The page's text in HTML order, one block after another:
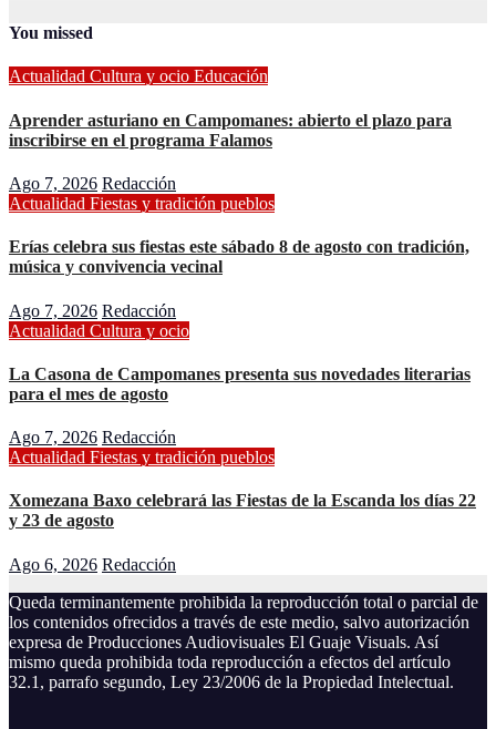
You missed
Actualidad Cultura y ocio Educación
Aprender asturiano en Campomanes: abierto el plazo para
inscribirse en el programa Falamos
Ago 7, 2026 Redacción
Actualidad Fiestas y tradición pueblos
Erías celebra sus fiestas este sábado 8 de agosto con tradición,
música y convivencia vecinal
Ago 7, 2026 Redacción
Actualidad Cultura y ocio
La Casona de Campomanes presenta sus novedades literarias
para el mes de agosto
Ago 7, 2026 Redacción
Actualidad Fiestas y tradición pueblos
Xomezana Baxo celebrará las Fiestas de la Escanda los días 22
y 23 de agosto
Ago 6, 2026 Redacción
Queda terminantemente prohibida la reproducción total o parcial de
los contenidos ofrecidos a través de este medio, salvo autorización
expresa de Producciones Audiovisuales El Guaje Visuals. Así
mismo queda prohibida toda reproducción a efectos del artículo
32.1, parrafo segundo, Ley 23/2006 de la Propiedad Intelectual.